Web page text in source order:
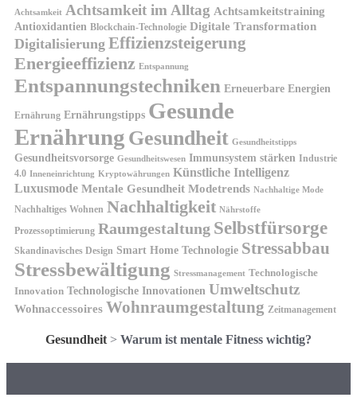
Achtsamkeit Achtsamkeit im Alltag Achtsamkeitstraining
Antioxidantien Blockchain-Technologie Digitale Transformation
Digitalisierung Effizienzsteigerung
Energieeffizienz Entspannung
Entspannungstechniken Erneuerbare Energien
Ernährung Ernährungstipps Gesunde
Ernährung Gesundheit Gesundheitstipps
Gesundheitsvorsorge Gesundheitswesen Immunsystem stärken Industrie
4.0 Inneneinrichtung Kryptowährungen Künstliche Intelligenz
Luxusmode Mentale Gesundheit Modetrends Nachhaltige Mode
Nachhaltiges Wohnen Nachhaltigkeit Nährstoffe
Prozessoptimierung Raumgestaltung Selbstfürsorge
Skandinavisches Design Smart Home Technologie Stressabbau
Stressbewältigung Stressmanagement Technologische
Innovation Technologische Innovationen Umweltschutz
Wohnaccessoires Wohnraumgestaltung Zeitmanagement
Gesundheit > Warum ist mentale Fitness wichtig?